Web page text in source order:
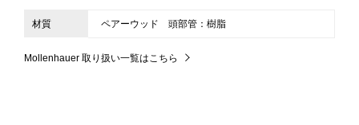
材質 ペアーウッド 頭部管：樹脂
Mollenhauer 取り扱い一覧はこちら